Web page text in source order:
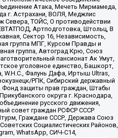
Атака, Мечеть Мирмамеда,
г. Астрахани, ВОЛЯ, Меджлис
Севера, ТОЙС, О противодействии
Артподготовка, Штольц, В
Сектор 16, Независимость,
группа МПГ, Курсом Правды и
группа, Автоград Крю, Союз
пансионат Ак Умут,
уголовное единство, Башкорт,
W.H.С., Фалунь Дафа, Иртыш Ultras,
РПК, Сибирский державный
защиты прав граждан, Штабы
округа г. Краснодара,
русского движения,
совет граждан РСФСР СССР
Граждане СССР, Держава Союз
Социалистических Районов,
WhatsApp, СИЧ-С14,